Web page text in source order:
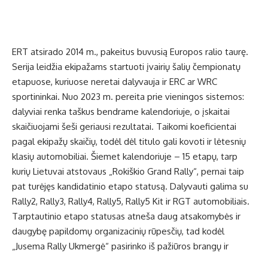
ERT atsirado 2014 m., pakeitus buvusią Europos ralio taurę.
Serija leidžia ekipažams startuoti įvairių šalių čempionatų
etapuose, kuriuose neretai dalyvauja ir ERC ar WRC
sportininkai. Nuo 2023 m. pereita prie vieningos sistemos:
dalyviai renka taškus bendrame kalendoriuje, o įskaitai
skaičiuojami šeši geriausi rezultatai. Taikomi koeficientai
pagal ekipažų skaičių, todėl dėl titulo gali kovoti ir lėtesnių
klasių automobiliai. Šiemet kalendoriuje – 15 etapų, tarp
kurių Lietuvai atstovaus „Rokiškio Grand Rally“, pernai taip
pat turėjęs kandidatinio etapo statusą. Dalyvauti galima su
Rally2, Rally3, Rally4, Rally5, Rally5 Kit ir RGT automobiliais.
Tarptautinio etapo statusas atneša daug atsakomybės ir
daugybę papildomų organizacinių rūpesčių, tad kodėl
„Jusema Rally Ukmergė“ pasirinko iš pažiūros brangų ir